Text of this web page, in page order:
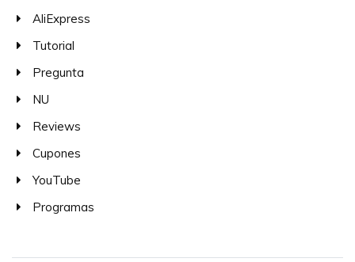
AliExpress
Tutorial
Pregunta
NU
Reviews
Cupones
YouTube
Programas